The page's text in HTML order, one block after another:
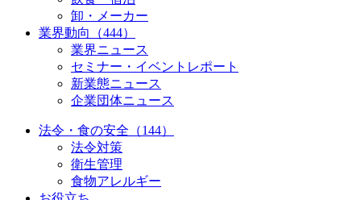
卸・メーカー
業界動向（444）
業界ニュース
セミナー・イベントレポート
新業態ニュース
企業団体ニュース
法令・食の安全（144）
法令対策
衛生管理
食物アレルギー